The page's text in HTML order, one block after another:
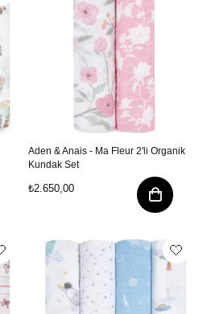
Aden & Anais - Ma Fleur 2'li Organik
Kundak Set
₺2.650,00